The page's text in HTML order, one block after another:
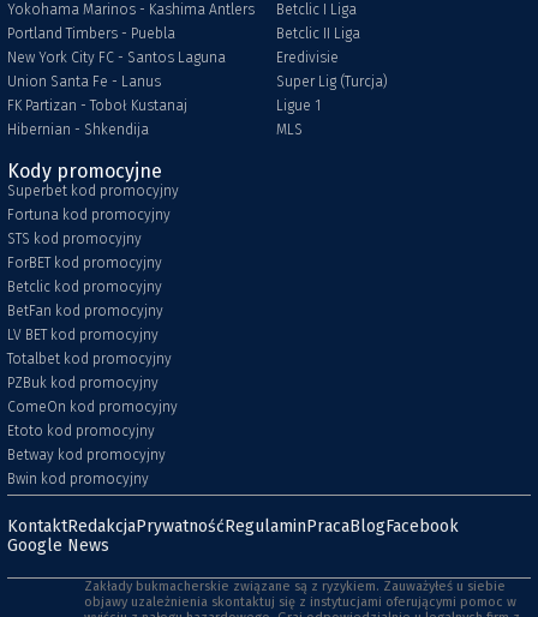
Yokohama Marinos - Kashima Antlers
Portland Timbers - Puebla
New York City FC - Santos Laguna
Union Santa Fe - Lanus
FK Partizan - Toboł Kustanaj
Hibernian - Shkendija
Betclic I Liga
Betclic II Liga
Eredivisie
Super Lig (Turcja)
Ligue 1
MLS
Kody promocyjne
Superbet kod promocyjny
Fortuna kod promocyjny
STS kod promocyjny
ForBET kod promocyjny
Betclic kod promocyjny
BetFan kod promocyjny
LV BET kod promocyjny
Totalbet kod promocyjny
PZBuk kod promocyjny
ComeOn kod promocyjny
Etoto kod promocyjny
Betway kod promocyjny
Bwin kod promocyjny
KontaktRedakcjaPrywatnośćRegulaminPracaBlogFacebook
Google News
Zakłady bukmacherskie związane są z ryzykiem. Zauważyłeś u siebie
objawy uzależnienia skontaktuj się z instytucjami oferującymi pomoc w